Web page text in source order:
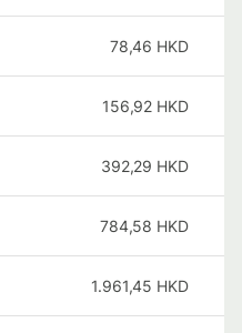
78,46 HKD
156,92 HKD
392,29 HKD
784,58 HKD
1.961,45 HKD